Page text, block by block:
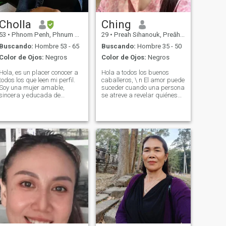
Cholla
53 • Phnom Penh, Phnum Pénh, Cambolla
Buscando: Hombre 53 - 65
Color de Ojos: Negros
Hola, es un placer conocer a
los que leen mi perfil.
una mujer amable,
y educada de
Estoy aquí
buscando una relación seria
sobre el amor, la
honestidad y el
entendimiento mutuo sin
mentiras o motivos
financieros. En mi tiempo
me gusta leer,
en forma,
y pasar tiempo al
libre con mi familia.
Después de un capítulo
pasado doloroso en mi vida
me enseñó muchas
Ching
29 • Preah Sihanouk, Preăh Seihânŭ, Cambolla
Buscando: Hombre 35 - 50
Color de Ojos: Negros
Hola a todos los buenos
caballeros, \ n El amor puede
suceder cuando una persona
se atreve a revelar quiénes
no pueden lograrse si una
persona está rodeada por
un muro de engaño, Por
favor, permítanme
presentarme. Mi nombre es
LiChing. Soy soltera. Mi
pasatiempo es ver películas,
escuchar música, Cocinar,
leer, limpiar la casa, viajar, ir
de compras y me gusta
pasear al perro soy una
persona sincera para amar
con todo tu corazón,
incluyendo mimos